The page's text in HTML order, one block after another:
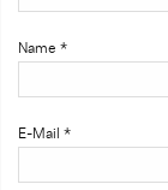
Name *
E-Mail *